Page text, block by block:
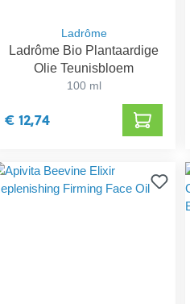
Ladrôme
Ladrôme Bio Plantaardige
Olie Teunisbloem
100 ml
€ 12,74